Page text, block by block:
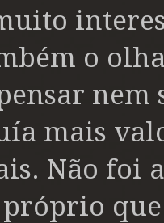
o
mais
Não foi
que